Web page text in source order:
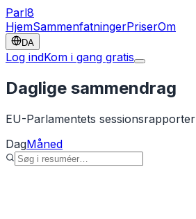
Parl8
HjemSammenfatningerPriserOm
DA
Log indKom i gang gratis
Daglige sammendrag
EU-Parlamentets sessionsrapporter
DagMåned